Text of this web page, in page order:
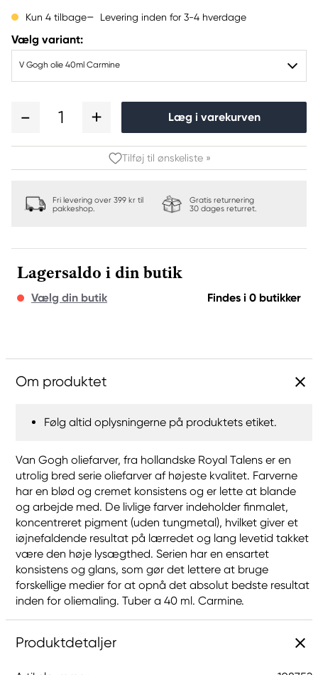
Kun 4 tilbage Levering inden for 3-4 hverdage
Vælg variant:
V Gogh olie 40ml Carmine
1 Læg i varekurven
Tilføj til ønskeliste »
Fri levering over 399 kr til
pakkeshop.
Gratis returnering
30 dages returret.
Lagersaldo i din butik
Vælg din butik Findes i 0 butikker
Om produktet
Følg altid oplysningerne på produktets etiket.
Van Gogh oliefarver, fra hollandske Royal Talens er en
utrolig bred serie oliefarver af højeste kvalitet. Farverne
har en blød og cremet konsistens og er lette at blande
og arbejde med. De livlige farver indeholder finmalet,
koncentreret pigment (uden tungmetal), hvilket giver et
iøjnefaldende resultat på lærredet og lang levetid takket
være den høje lysægthed. Serien har en ensartet
konsistens og glans, som gør det lettere at bruge
forskellige medier for at opnå det absolut bedste resultat
inden for oliemaling. Tuber a 40 ml. Carmine.
Produktdetaljer